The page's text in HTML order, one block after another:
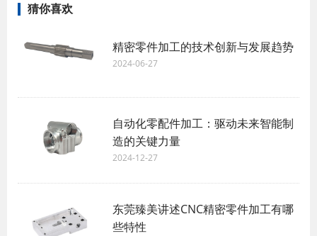
猜你喜欢
精密零件加工的技术创新与发展趋势
2024-06-27
自动化零配件加工：驱动未来智能制
造的关键力量
2024-12-27
东莞臻美讲述CNC精密零件加工有哪
些特性